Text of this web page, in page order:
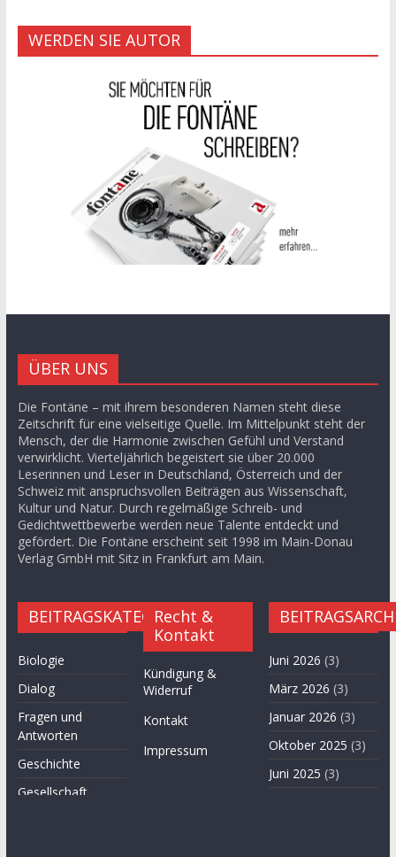
WERDEN SIE AUTOR
ÜBER UNS
Die Fontäne – mit ihrem besonderen Namen steht diese
Zeitschrift für eine vielseitige Quelle. Im Mittelpunkt steht der
Mensch, der die Harmonie zwischen Gefühl und Verstand
verwirklicht. Vierteljährlich begeistert sie über 20.000
Leserinnen und Leser in Deutschland, Österreich und der
Schweiz mit anspruchsvollen Beiträgen aus Wissenschaft,
Kultur und Natur. Durch regelmäßige Schreib- und
Gedichtwettbewerbe werden neue Talente entdeckt und
gefördert. Die Fontäne erscheint seit 1998 im Main-Donau
Verlag GmbH mit Sitz in Frankfurt am Main.
BEITRAGSKATEGORIEN
Biologie
Dialog
Fragen und
Antworten
Geschichte
Gesellschaft
Recht &
Kontakt
Kündigung &
Widerruf
Kontakt
Impressum
Juni 2026 (3)
März 2026 (3)
Januar 2026 (3)
Oktober 2025 (3)
Juni 2025 (3)